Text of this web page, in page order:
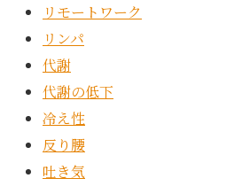
リモートワーク
リンパ
代謝
代謝の低下
冷え性
反り腰
吐き気